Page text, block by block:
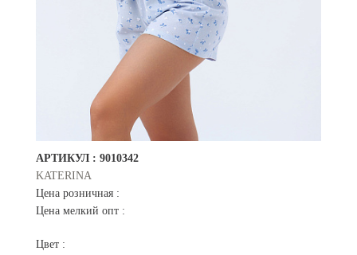
АРТИКУЛ : 9010342
KATERINA
Цена розничная :
Цена мелкий опт :
Цвет :